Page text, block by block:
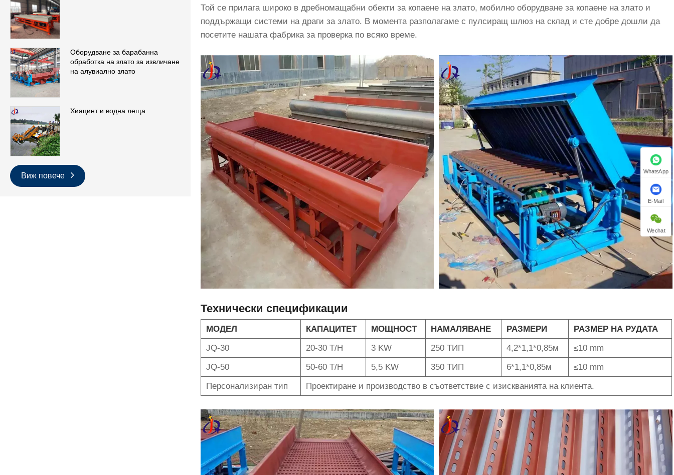
Оборудване за барабанна
обработка на злато за извличане
на алувиално злато
Хиацинт и водна леща
Виж повече
Той се прилага широко в дребномащабни обекти за копаене на злато, мобилно оборудване за копаене на злато и
поддържащи системи на драги за злато. В момента разполагаме с пулсиращ шлюз на склад и сте добре дошли да
посетите нашата фабрика за проверка по всяко време.
Технически спецификации
МОДЕЛ КАПАЦИТЕТ МОЩНОСТ НАМАЛЯВАНЕ РАЗМЕРИ
РАЗМЕР НА РУДАТА
JQ-30
20-30 T/H 3 KW 250 ТИП 4,2*1,1*0,85м
≤10 mm
JQ-50
50-60 T/H 5,5 KW 350 ТИП 6*1,1*0,85м
≤10 mm
Персонализиран тип
Проектиране и производство в съответствие с изискванията на клиента.
WhatsApp
E-Mail
Wechat